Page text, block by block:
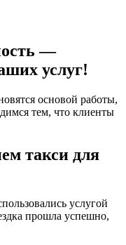
—
услуг!
основой работы,
тем, что клиенты
такси для
услугой
прошла успешно,